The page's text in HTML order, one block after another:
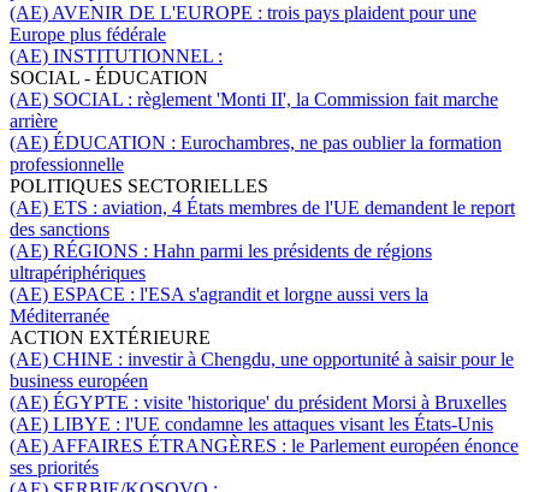
(AE) AVENIR DE L'EUROPE : trois pays plaident pour une
Europe plus fédérale
(AE) INSTITUTIONNEL :
SOCIAL - ÉDUCATION
(AE) SOCIAL : règlement 'Monti II', la Commission fait marche
arrière
(AE) ÉDUCATION : Eurochambres, ne pas oublier la formation
professionnelle
POLITIQUES SECTORIELLES
(AE) ETS : aviation, 4 États membres de l'UE demandent le report
des sanctions
(AE) RÉGIONS : Hahn parmi les présidents de régions
ultrapériphériques
(AE) ESPACE : l'ESA s'agrandit et lorgne aussi vers la
Méditerranée
ACTION EXTÉRIEURE
(AE) CHINE : investir à Chengdu, une opportunité à saisir pour le
business européen
(AE) ÉGYPTE : visite 'historique' du président Morsi à Bruxelles
(AE) LIBYE : l'UE condamne les attaques visant les États-Unis
(AE) AFFAIRES ÉTRANGÈRES : le Parlement européen énonce
ses priorités